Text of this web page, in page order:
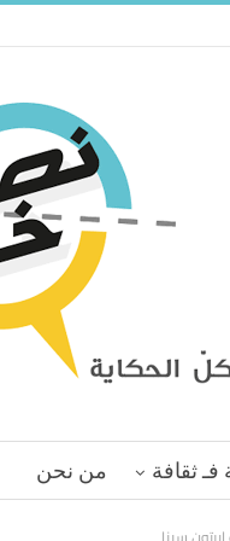
فـ ثقافة من نحن